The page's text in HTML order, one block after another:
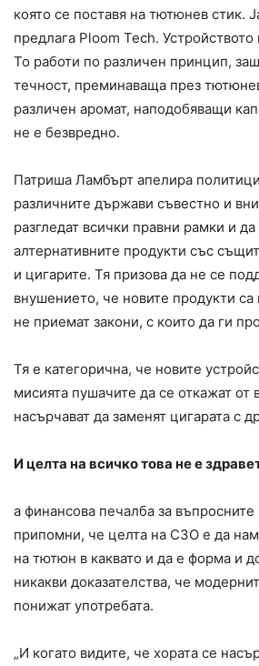
която се поставя на тютюнев стик.
предлага Ploom Tech.
То работи по различен принцип,
течност, преминаваща през
различен аромат, наподобяващи
не е безвредно.
Патриша Ламбърт апелира
различните държави съвестно и
разгледат всички правни рамки и
алтернативните продукти със
и цигарите. Тя призова да не се
внушението, че новите продукти
не приемат закони, с които да ги
Тя е категорична, че новите
мисията пушачите да се откажат от
насърчават да заменят цигарата с
И целта на всичко това не е
а финансова печалба за
припомни, че целта на СЗО е да
на тютюн в каквато и да е форма и
никакви доказателства, че
понижат употребата.
„И когато видите, че хората се